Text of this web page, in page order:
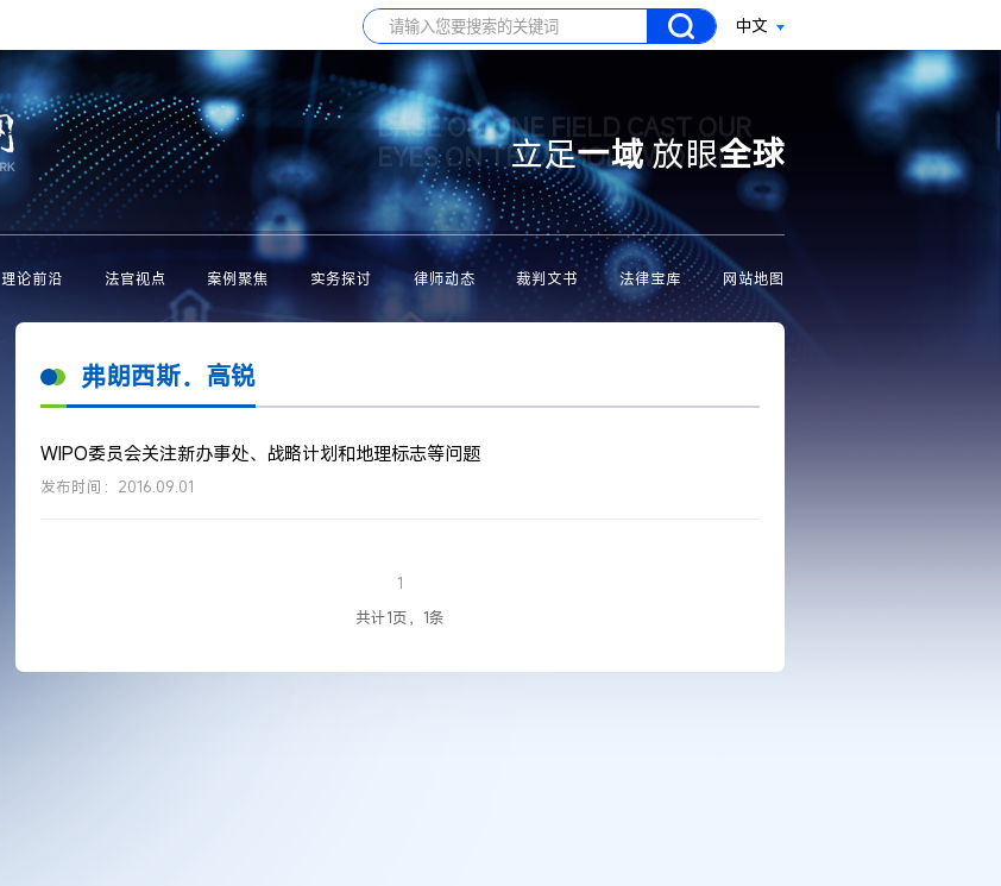
中文
BASE ON ONE FIELD CAST OUR
EYES ON THE WHOLE WORLD
立足一域放眼全球
理论前沿 法官视点 案例聚焦 实务探讨 律师动态 裁判文书 法律宝库 网站地图
弗朗西斯．高锐
WIPO委员会关注新办事处、战略计划和地理标志等问题
发布时间：2016.09.01
1
共计1页，1条